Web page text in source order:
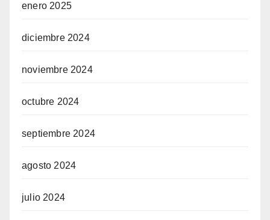
enero 2025
diciembre 2024
noviembre 2024
octubre 2024
septiembre 2024
agosto 2024
julio 2024